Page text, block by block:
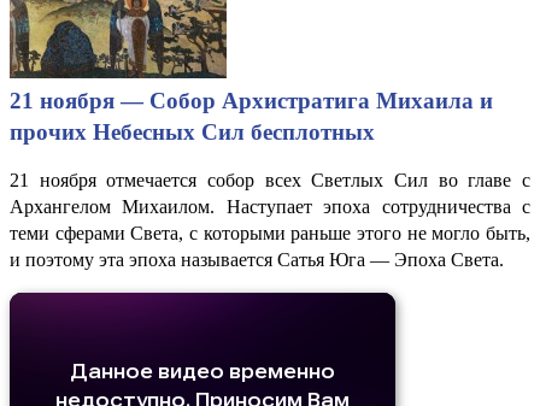
21 ноября — Собор Архистратига Михаила и
прочих Небесных Сил бесплотных
21 ноября отмечается собор всех Светлых Сил во главе с
Архангелом Михаилом. Наступает эпоха сотрудничества с
теми сферами Света, с которыми раньше этого не могло быть,
и поэтому эта эпоха называется Сатья Юга — Эпоха Света.